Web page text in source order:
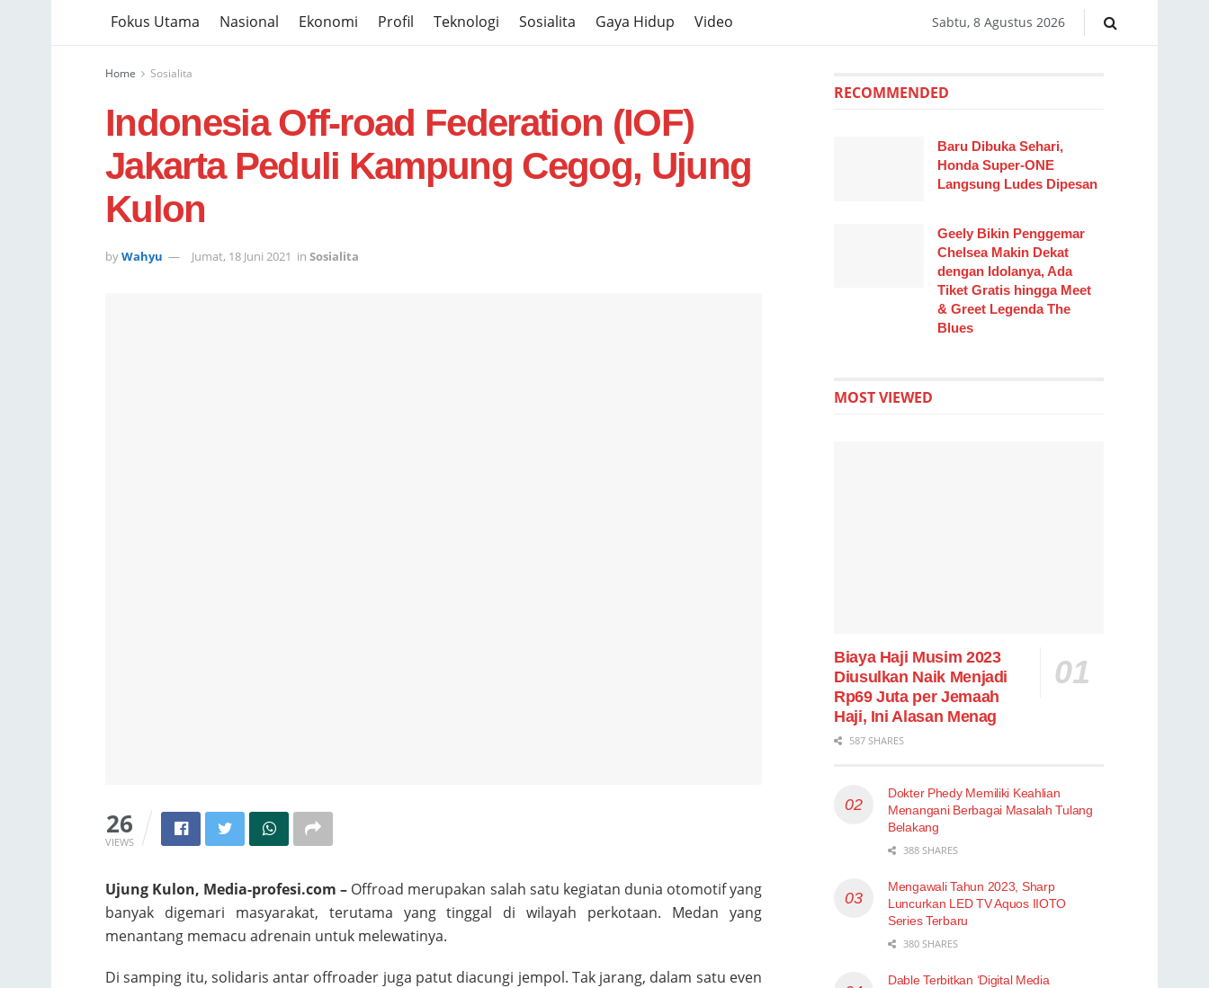
Fokus Utama Nasional Ekonomi Profil Teknologi Sosialita Gaya Hidup Video Sabtu, 8 Agustus 2026
Home Sosialita
Indonesia Off-road Federation (IOF)
Jakarta Peduli Kampung Cegog, Ujung
Kulon
byWahyu Jumat, 18 Juni 2021 in Sosialita
26
VIEWS
Ujung Kulon, Media-profesi.com – Offroad merupakan salah satu kegiatan dunia otomotif yang
banyak digemari masyarakat, terutama yang tinggal di wilayah perkotaan. Medan yang
menantang memacu adrenain untuk melewatinya.
Di samping itu, solidaris antar offroader juga patut diacungi jempol. Tak jarang, dalam satu even
RECOMMENDED
Baru Dibuka Sehari,
Honda Super-ONE
Langsung Ludes Dipesan
Geely Bikin Penggemar
Chelsea Makin Dekat
dengan Idolanya, Ada
Tiket Gratis hingga Meet
& Greet Legenda The
Blues
MOST VIEWED
Biaya Haji Musim 2023
Diusulkan Naik Menjadi
Rp69 Juta per Jemaah
Haji, Ini Alasan Menag
587 SHARES
Dokter Phedy Memiliki Keahlian
Menangani Berbagai Masalah Tulang
Belakang
388 SHARES
Mengawali Tahun 2023, Sharp
Luncurkan LED TV Aquos IIOTO
Series Terbaru
380 SHARES
Dable Terbitkan ‘Digital Media